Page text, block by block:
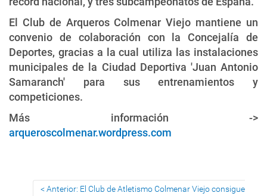
El Club de Arqueros Colmenar Viejo mantiene un
convenio de colaboración con la Concejalía de
Deportes, gracias a la cual utiliza las instalaciones
municipales de la Ciudad Deportiva 'Juan Antonio
Samaranch' para sus entrenamientos y
competiciones.
Más información ->
arqueroscolmenar.wordpress.com
Anterior: El Club de Atletismo Colmenar Viejo consigue